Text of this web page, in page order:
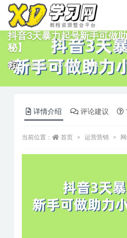
抖音3天暴力起号新手可做
秘】
网络创业 3 年前 15
详情介绍 评论建议
当前位置： 首页 运营营销